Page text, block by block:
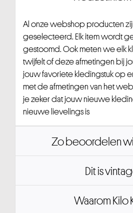
Al onze webshop producten
geselecteerd. Elk item wordt
gestoomd. Ook meten we elk
twijfelt of deze afmetingen bij
jouw favoriete kledingstuk op
met de afmetingen van het
je zeker dat jouw nieuwe
nieuwe lievelings is
Zo beoordelen
Dit is
Waarom Kilo